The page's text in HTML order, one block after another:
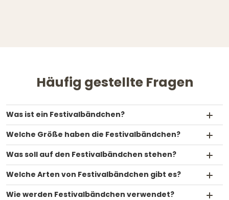
Häufig gestellte Fragen
Was ist ein Festivalbändchen?
Welche Größe haben die Festivalbändchen?
Was soll auf den Festivalbändchen stehen?
Welche Arten von Festivalbändchen gibt es?
Wie werden Festivalbändchen verwendet?